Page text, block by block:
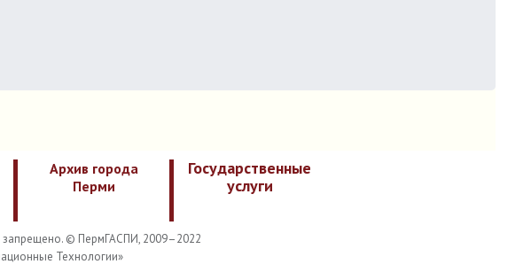
Архив города
Перми
Государственные
услуги
запрещено. © ПермГАСПИ, 2009–2022
Технологии»